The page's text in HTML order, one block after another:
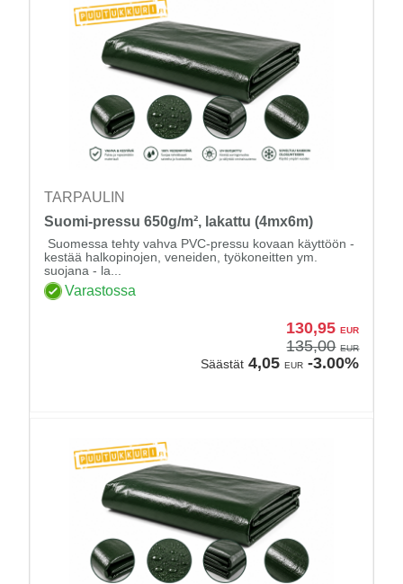
TARPAULIN
Suomi-pressu 650g/m², lakattu (4mx6m)
Suomessa tehty vahva PVC-pressu kovaan käyttöön -
kestää halkopinojen, veneiden, työkoneitten ym.
suojana - la...
Varastossa
130,95 EUR
135,00 EUR
Säästät 4,05 EUR -3.00%